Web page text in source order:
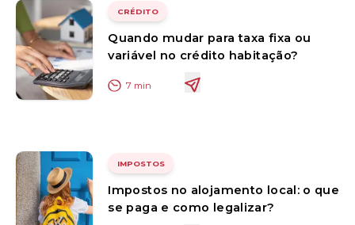
CRÉDITO
Quando mudar para taxa fixa ou
variável no crédito habitação?
7 min
IMPOSTOS
Impostos no alojamento local: o que
se paga e como legalizar?